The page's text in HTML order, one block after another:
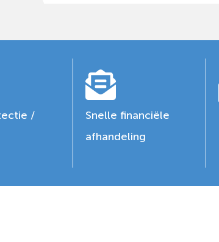
/
Snelle financiële
afhandeling